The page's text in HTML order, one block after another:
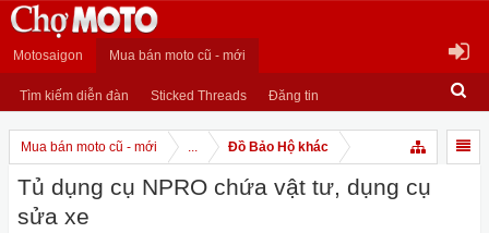
Motosaigon Mua bán moto cũ - mới
Tìm kiếm diễn đàn Sticked Threads Đăng tin
Mua bán moto cũ - mới ... Đồ Bảo Hộ khác
Tủ dụng cụ NPRO chứa vật tư, dụng cụ
sửa xe